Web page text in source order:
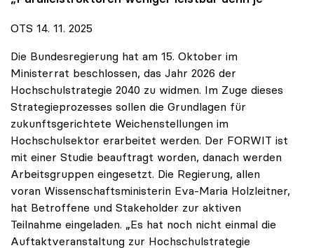
OTS 14. 11. 2025
Die Bundesregierung hat am 15. Oktober im
Ministerrat beschlossen, das Jahr 2026 der
Hochschulstrategie 2040 zu widmen. Im Zuge dieses
Strategieprozesses sollen die Grundlagen für
zukunftsgerichtete Weichenstellungen im
Hochschulsektor erarbeitet werden. Der FORWIT ist
mit einer Studie beauftragt worden, danach werden
Arbeitsgruppen eingesetzt. Die Regierung, allen
voran Wissenschaftsministerin Eva-Maria Holzleitner,
hat Betroffene und Stakeholder zur aktiven
Teilnahme eingeladen. „Es hat noch nicht einmal die
Auftaktveranstaltung zur Hochschulstrategie